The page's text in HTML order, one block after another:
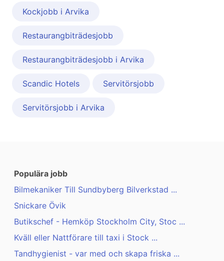
Kockjobb i Arvika
Restaurangbiträdesjobb
Restaurangbiträdesjobb i Arvika
Scandic Hotels Servitörsjobb
Servitörsjobb i Arvika
Populära jobb
Bilmekaniker Till Sundbyberg Bilverkstad ...
Snickare Övik
Butikschef - Hemköp Stockholm City, Stoc ...
Kväll eller Nattförare till taxi i Stock ...
Tandhygienist - var med och skapa friska ...